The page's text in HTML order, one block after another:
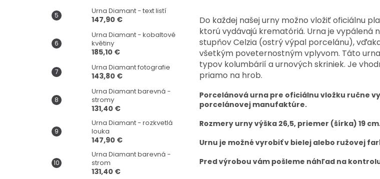
Urna Diamant - text listí
147,90 €
Urna Diamant - kobaltové
květiny
185,10 €
Urna Diamant fotografie
143,80 €
Urna Diamant barevná -
stromy
131,40 €
Urna Diamant - rozkvetlá
louka
147,90 €
Urna Diamant barevná -
strom
131,40 €
Do každej našej urny možno vložiť oficiálnu
ktorú vydávajú krematóriá. Urna je vypálená
stupňov Celzia (ostrý výpal porcelánu),
všetkým poveternostným vplyvom. Táto
typov kolumbárií a urnových skriniek. Je
priamo na hrob.
Porcelánová urna pre oficiálnu vložku ručne
porcelánovej manufaktúre.
Rozmery urny výška 26,5, priemer (šírka) 19
Urnu je možné vyrobiť v bielej alebo ružovej
Pred výrobou vám pošleme náhľad na